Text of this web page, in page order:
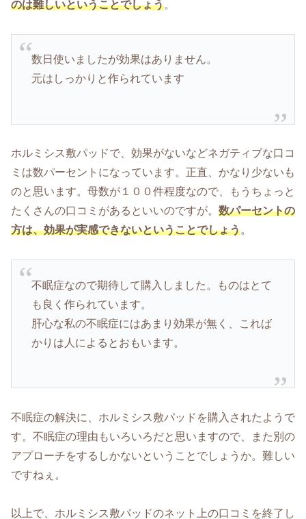
のは難しいということでしょう。
数日使いましたが効果はありません。
元はしっかりと作られています
ホルミシス敷パッドで、効果がないなどネガティブな口コ
ミは数パーセントになっています。正直、かなり少ないも
のと思います。母数が１００件程度なので、もうちょっと
たくさんの口コミがあるといいのですが。 数パーセントの
方は、効果が実感できないということでしょう。
不眠症なので期待して購入しました。ものはとて
も良く作られています。
肝心な私の不眠症にはあまり効果が無く、これば
かりは人によるとおもいます。
不眠症の解決に、ホルミシス敷パッドを購入されたようで
す。不眠症の理由もいろいろだと思いますので、また別の
アプローチをするしかないということでしょうか。難しい
ですねぇ。
以上で、ホルミシス敷パッドのネット上の口コミを終了し